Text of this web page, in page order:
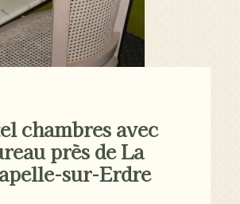
chambres avec
près de La
sur-Erdre